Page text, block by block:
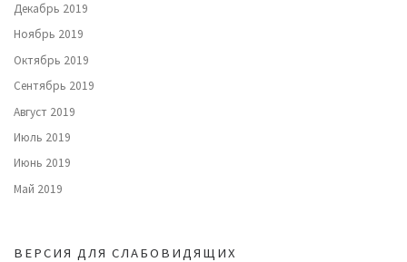
Декабрь 2019
Ноябрь 2019
Октябрь 2019
Сентябрь 2019
Август 2019
Июль 2019
Июнь 2019
Май 2019
ВЕРСИЯ ДЛЯ СЛАБОВИДЯЩИХ